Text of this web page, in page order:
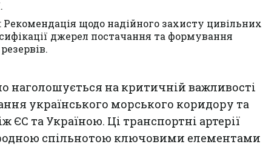
Рекомендація щодо надійного захисту цивільних
джерел постачання та формування
наголошується на критичній важливості
українського морського коридору та
ЄС та Україною. Ці транспортні артерії
спільнотою ключовими елементами